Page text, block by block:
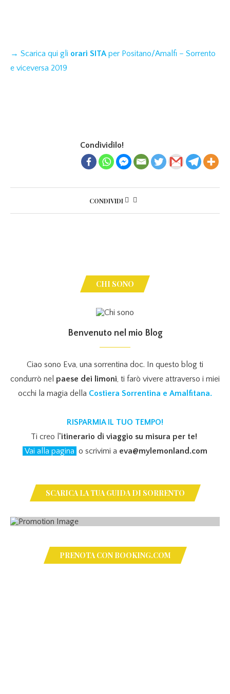
→ Scarica qui gli orari SITA per Positano/Amalfi – Sorrento
e viceversa 2019
Condividilo!
CONDIVIDI
CHI SONO
Benvenuto nel mio Blog
Ciao sono Eva, una sorrentina doc. In questo blog ti
condurrò nel paese dei limoni, ti farò vivere attraverso i miei
occhi la magia della Costiera Sorrentina e Amalfitana.
RISPARMIA IL TUO TEMPO!
Ti creo l 'itinerario di viaggio su misura per te!
Vai alla pagina o scrivimi a eva@mylemonland.com
SCARICA LA TUA GUIDA DI SORRENTO
PRENOTA CON BOOKING.COM